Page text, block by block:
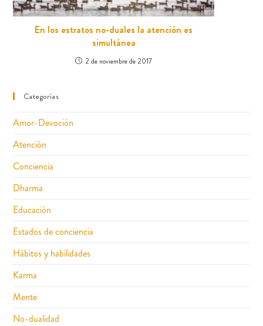
En los estratos no-duales la atención es
simultánea
2 de noviembre de 2017
Categorías
Amor-Devoción
Atención
Conciencia
Dharma
Educación
Estados de conciencia
Hábitos y habilidades
Karma
Mente
No-dualidad